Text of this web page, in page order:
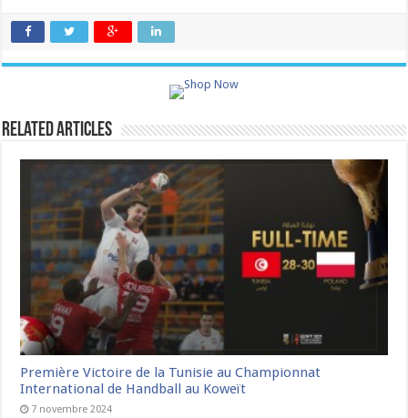
Related Articles
Première Victoire de la Tunisie au Championnat
International de Handball au Koweït
7 novembre 2024